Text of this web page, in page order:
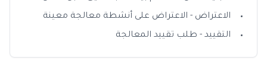
الاعتراض - الاعتراض على أنشطة معالجة معينة
التقييد - طلب تقييد المعالجة